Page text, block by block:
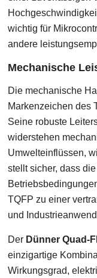
wichtig für
andere
Mechanische
Die mechanische
Markenzeichen des
Seine robuste
widerstehen
Umwelteinflüssen,
stellt sicher, dass
TQFP zu einer
und
Der Dünner Quad-
einzigartige
Wirkungsgrad,